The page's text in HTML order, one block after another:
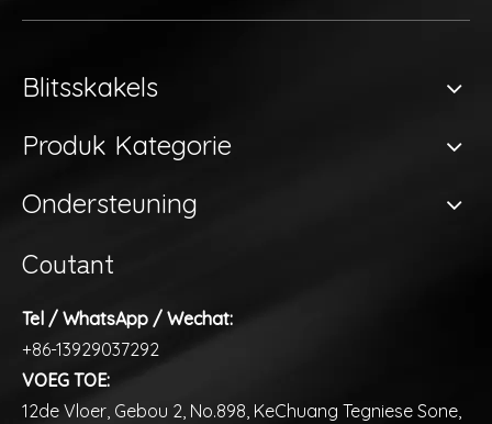
Blitsskakels
Produk Kategorie
Ondersteuning
Coutant
Tel / WhatsApp / Wechat:
+86-13929037292
VOEG TOE:
12de Vloer, Gebou 2, No.898, KeChuang Tegniese Sone,